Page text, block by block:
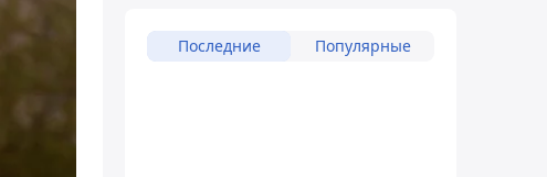
Последние Популярные